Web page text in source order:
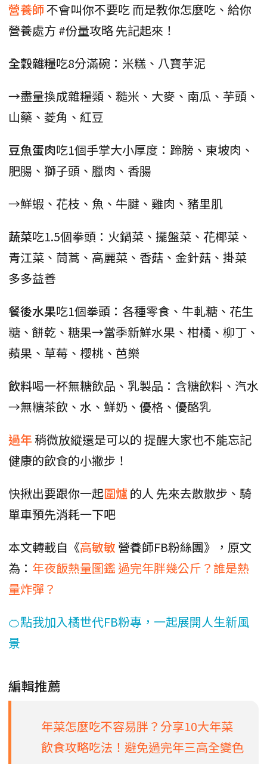
營養師不會叫你不要吃 而是教你怎麼吃、給你
營養處方 #份量攻略 先記起來！
全穀雜糧吃8分滿碗：米糕、八寶芋泥
→盡量換成雜糧類、糙米、大麥、南瓜、芋頭、
山藥、菱角、紅豆
豆魚蛋肉吃1個手掌大小厚度：蹄膀、東坡肉、
肥腸、獅子頭、臘肉、香腸
→鮮蝦、花枝、魚、牛腱、雞肉、豬里肌
蔬菜吃1.5個拳頭：火鍋菜、擺盤菜、花椰菜、
青江菜、茼蒿、高麗菜、香菇、金針菇、掛菜
多多益善
餐後水果吃1個拳頭：各種零食、牛軋糖、花生
糖、餅乾、糖果→當季新鮮水果、柑橘、柳丁、
蘋果、草莓、櫻桃、芭樂
飲料喝一杯無糖飲品、乳製品：含糖飲料、汽水
→無糖茶飲、水、鮮奶、優格、優酪乳
過年稍微放縱還是可以的 提醒大家也不能忘記
健康的飲食的小撇步！
快揪出要跟你一起圍爐的人 先來去散散步、騎
單車預先消耗一下吧
本文轉載自《高敏敏 營養師FB粉絲團》，原文
為： 年夜飯熱量圖鑑 過完年胖幾公斤？誰是熱
量炸彈？
🍊點我加入橘世代FB粉專，一起展開人生新風
景
編輯推薦
年菜怎麼吃不容易胖？分享10大年菜
飲食攻略吃法！避免過完年三高全變色